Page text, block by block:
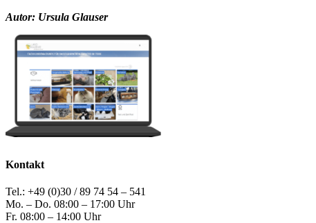
Autor: Ursula Glauser
Kontakt
Tel.: +49 (0)30 / 89 74 54 – 541
Mo. – Do. 08:00 – 17:00 Uhr
Fr. 08:00 – 14:00 Uhr